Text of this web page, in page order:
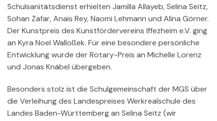
Schulsanitätsdienst erhielten Jamilla Allayeb, Selina Seitz,
Sohan Zafar, Anais Rey, Naomi Lehmann und Alina Görner.
Der Kunstpreis des Kunstfördervereins Iffezheim e.V. ging
an Kyra Noel Walloßek. Für eine besondere persönliche
Entwicklung wurde der Rotary-Preis an Michelle Lorenz
und Jonas Knäbel übergeben.
Besonders stolz ist die Schulgemeinschaft der MGS über
die Verleihung des Landespreises Werkrealschule des
Landes Baden-Württemberg an Selina Seitz (wir